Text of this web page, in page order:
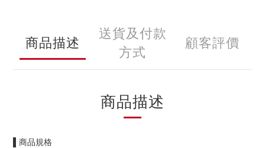
商品描述
送貨及付款
方式
顧客評價
商品描述
▌商品規格